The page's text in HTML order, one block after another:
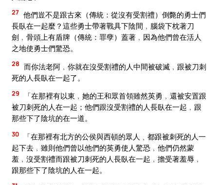
27 他們豈不是跟古來（傳統：從沒有受割禮）倒斃的勇士們
長臥在一起麼？這些勇士帶著戰具下陰間﹐腦袋下枕著刀
劍﹐骨頭上有盾牌（傳統：罪孽）蓋著﹐因為他們曾在活人
之地使勇士們驚恐。
28 而你法老阿﹐你就在沒受割禮的人中間被破滅﹐跟被刀刺
死的人長臥在一起了。
29
「在那裡有以東﹐她的王和眾首領雖然英勇﹐還被安置跟
被刀刺死的人在一起；他們跟沒受割禮的人長臥在一起﹐跟
那些下了陰坑的在一道。
30
「在那裡有北方的公侯與西頓的眾人﹑都跟被刺死的人一
起下去﹐雖則他們曾以他們的英勇使人驚恐﹐他們仍然蒙
羞﹐沒受割禮而跟被刀刺死的人長臥在一起﹐擔受著羞辱﹐
跟那些下了陰坑的人在一起。